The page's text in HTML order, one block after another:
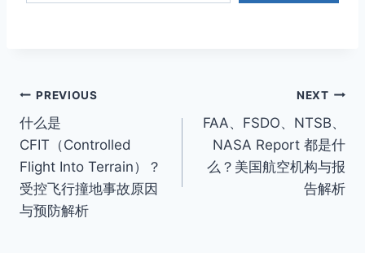
Post
navigation
PREVIOUS
什么是
CFIT（Controlled
Flight Into Terrain）？
受控飞行撞地事故原因
与预防解析
NEXT
FAA、FSDO、NTSB、
NASA Report 都是什
么？美国航空机构与报
告解析